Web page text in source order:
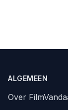
ALGEMEEN
Over